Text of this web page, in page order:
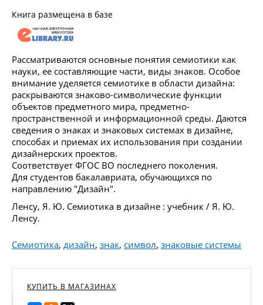
Книга размещена в базе
Рассматриваются основные понятия семиотики как
науки, ее составляющие части, виды знаков. Особое
внимание уделяется семиотике в области дизайна:
раскрываются знаково-символические функции
объектов предметного мира, предметно-
пространственной и информационной среды. Даются
сведения о знаках и знаковых системах в дизайне,
способах и приемах их использования при создании
дизайнерских проектов.
Соответствует ФГОС ВО последнего поколения.
Для студентов бакалавриата, обучающихся по
направлению "Дизайн".
Ленсу, Я. Ю. Семиотика в дизайне : учебник / Я. Ю.
Ленсу.
Семиотика, дизайн, знак, символ, знаковые системы
КУПИТЬ В МАГАЗИНАХ